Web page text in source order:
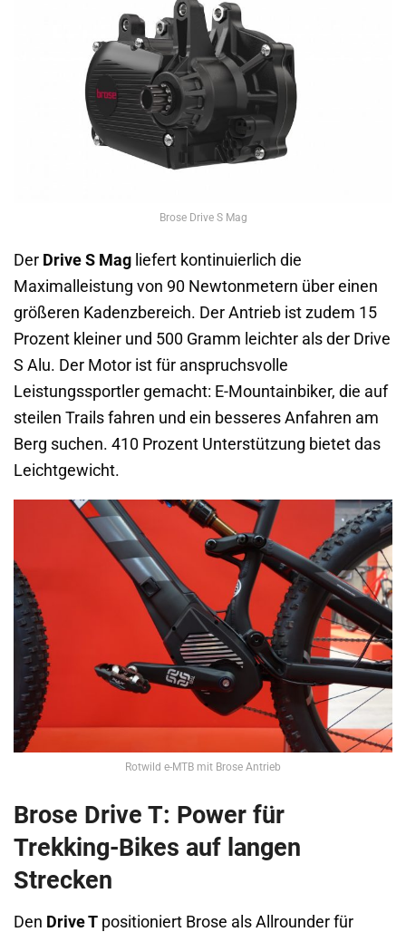
Brose Drive S Mag
Der Drive S Mag liefert kontinuierlich die
Maximalleistung von 90 Newtonmetern über einen
größeren Kadenzbereich. Der Antrieb ist zudem 15
Prozent kleiner und 500 Gramm leichter als der Drive
S Alu. Der Motor ist für anspruchsvolle
Leistungssportler gemacht: E-Mountainbiker, die auf
steilen Trails fahren und ein besseres Anfahren am
Berg suchen. 410 Prozent Unterstützung bietet das
Leichtgewicht.
Rotwild e-MTB mit Brose Antrieb
Brose Drive T: Power für
Trekking-Bikes auf langen
Strecken
Den Drive T positioniert Brose als Allrounder für